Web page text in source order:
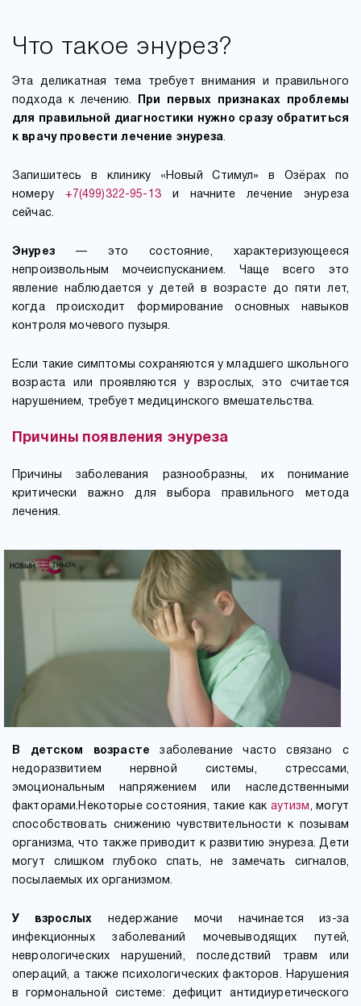
Что такое энурез?
Эта деликатная тема требует внимания и правильного
подхода к лечению.
При первых признаках проблемы
для правильной диагностики нужно сразу обратиться
к врачу провести лечение энуреза.
Запишитесь в клинику «Новый Стимул» в Озёрах по
номеру +7(499)322-95-13и начните лечение энуреза
сейчас.
Энурез — это состояние, характеризующееся
непроизвольным мочеиспусканием. Чаще всего это
явление наблюдается у детей в возрасте до пяти лет,
когда происходит формирование основных навыков
контроля мочевого пузыря.
Если такие симптомы сохраняются у младшего школьного
возраста или проявляются у взрослых, это считается
нарушением, требует медицинского вмешательства.
Причины появления энуреза
Причины заболевания разнообразны, их понимание
критически важно для выбора правильного метода
лечения.
В детском возрасте заболевание часто связано с
недоразвитием нервной системы, стрессами,
эмоциональным напряжением или наследственными
факторами.Некоторые состояния, такие как аутизм , могут
способствовать снижению чувствительности к позывам
организма, что также приводит к развитию энуреза. Дети
могут слишком глубоко спать, не замечать сигналов,
посылаемых их организмом.
У взрослых недержание мочи начинается из-за
инфекционных заболеваний мочевыводящих путей,
неврологических нарушений, последствий травм или
операций, а также психологических факторов. Нарушения
в гормональной системе: дефицит антидиуретического